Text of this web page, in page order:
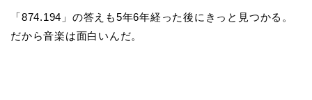
「874.194」の答えも5年6年経った後にきっと見つかる。
だから音楽は面白いんだ。